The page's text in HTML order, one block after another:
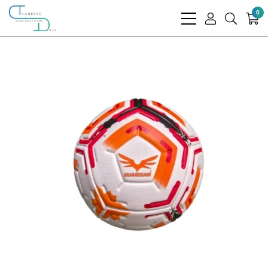
bars
user
search
0